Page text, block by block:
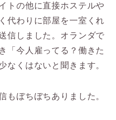
トの他に直接ホステルや
代わりに部屋を一室くれ
信しました。オランダで
「今人雇ってる？働きた
なくはないと聞きます。
もぼちぼちありました。